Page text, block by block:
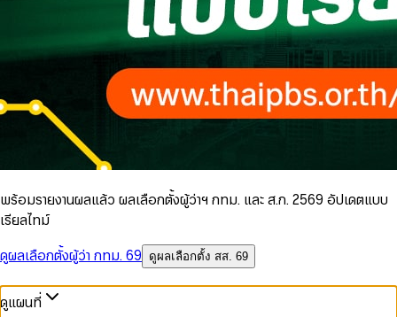
พร้อมรายงานผลแล้ว ผลเลือกตั้งผู้ว่าฯ กทม. และ ส.ก. 2569 อัปเดตแบบ
เรียลไทม์
ดูผลเลือกตั้งผู้ว่า กทม. 69
ดูผลเลือกตั้ง สส. 69
ดูแผนที่